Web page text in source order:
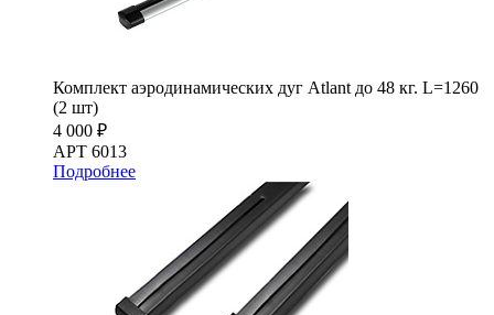
Комплект аэродинамических дуг Atlant до 48 кг. L=1260
(2 шт)
4 000 ₽
АРТ 6013
Подробнее